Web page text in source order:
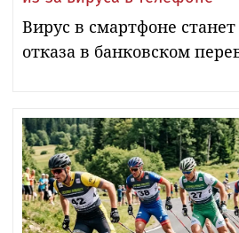
Вирус в смартфоне
отказа в банковском